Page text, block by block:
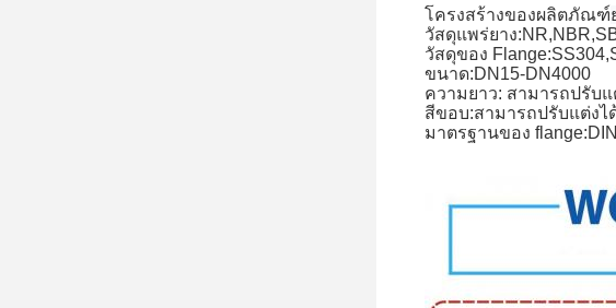
โครงสร้างของผลิตภัณฑ์
วัสดุแพร่ยาง
วัสดุของ
ขนาด:DN15-DN4000
ความยาว: สามารถปรับแ
สีขอบ:สามารถปรับแต่งไ
มาตรฐานของ